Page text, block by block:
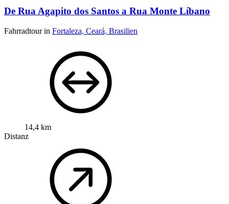
De Rua Agapito dos Santos a Rua Monte Líbano
Fahrradtour in Fortaleza, Ceará, Brasilien
14,4 km
Distanz